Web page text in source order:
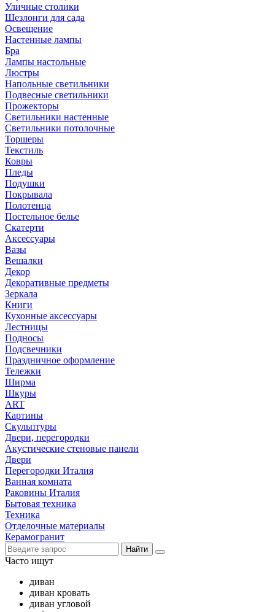
Уличные столики
Шезлонги для сада
Освещение
Hастенные лампы
Бра
Лампы настольные
Люстры
Напольные светильники
Подвесные светильники
Прожекторы
Светильники настенные
Светильники потолочные
Торшеры
Текстиль
Ковры
Пледы
Подушки
Покрывала
Полотенца
Постельное белье
Скатерти
Аксессуары
Вазы
Вешалки
Декор
Декоративные предметы
Зеркала
Книги
Кухонные аксессуары
Лестницы
Подносы
Подсвечники
Праздничное оформление
Тележки
Ширма
Шкуры
ART
Картины
Скульптуры
Двери, перегородки
Акустические стеновые панели
Двери
Перегородки Италия
Ванная комната
Раковины Италия
Бытовая техника
Техника
Отделочные материалы
Керамогранит
Найти
Часто ищут
диван
диван кровать
диван угловой